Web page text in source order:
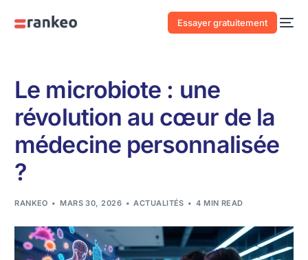
Essayer gratuitement
Le microbiote : une
révolution au cœur de la
médecine personnalisée
?
RANKEO MARS 30, 2026 ACTUALITÉS 4 MIN READ